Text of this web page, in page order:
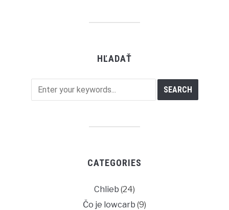
HĽADAŤ
CATEGORIES
Chlieb (24)
Čo je lowcarb (9)